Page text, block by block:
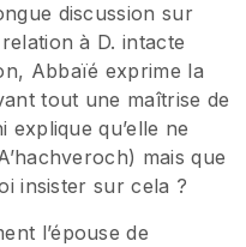
discussion sur
à D. intacte
Abbaïé exprime la
tout une maîtrise de
explique qu’elle ne
mais que
insister sur cela ?
l’épouse de